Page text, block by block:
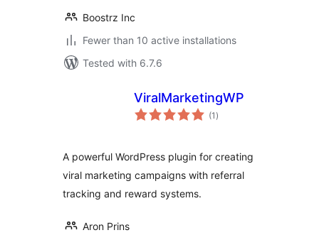
Boostrz Inc
Fewer than 10 active installations
Tested with 6.7.6
ViralMarketingWP
(1 total
ratings
)
A powerful WordPress plugin for creating
viral marketing campaigns with referral
tracking and reward systems.
Aron Prins